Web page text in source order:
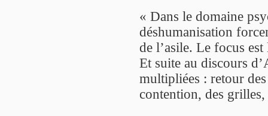
« Dans le domaine
déshumanisation
de l’asile. Le focus
Et suite au discours
multipliées : retour
contention, des